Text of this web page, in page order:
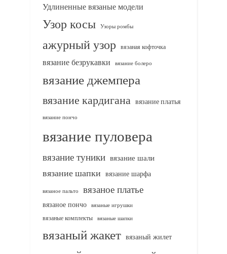
Удлиненные вязаные модели
Узор косы Узоры ромбы
ажурный узор вязаная кофточка
вязание безрукавки вязание болеро
вязание джемпера
вязание кардигана вязание платья
вязание пончо
вязание пуловера
вязание туники вязание шали
вязание шапки вязание шарфа
вязаное пальто вязаное платье
вязаное пончо вязаные игрушки
вязаные комплекты
вязаные шапки
вязаный жакет вязаный жилет